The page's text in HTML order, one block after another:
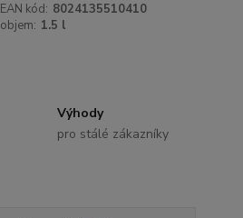
EAN kód: 8024135510410
objem: 1.5 l
Výhody
pro stálé zákazníky